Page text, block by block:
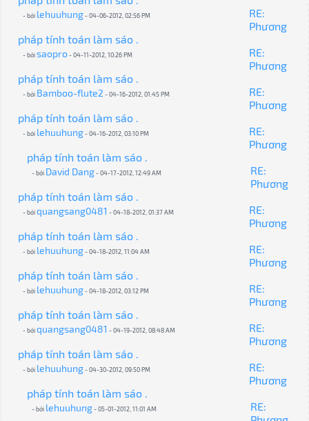
- bởi lehuuhung- 04-06-2012, 02:56 PM
RE:
Phương
pháp tính toán làm sáo .
- bởisaopro- 04-11-2012, 10:26 PM
RE:
Phương
pháp tính toán làm sáo .
- bởi Bamboo-flute2 - 04-16-2012, 01:45 PM
RE:
Phương
pháp tính toán làm sáo .
- bởi lehuuhung- 04-16-2012, 03:10 PM
RE:
Phương
pháp tính toán làm sáo .
- bởi David Dang- 04-17-2012, 12:49 AM
RE:
Phương
pháp tính toán làm sáo .
- bởiquangsang0481 - 04-18-2012, 01:37 AM
RE:
Phương
pháp tính toán làm sáo .
- bởi lehuuhung- 04-18-2012, 11:04 AM
RE:
Phương
pháp tính toán làm sáo .
- bởi lehuuhung- 04-18-2012, 03:12 PM
RE:
Phương
pháp tính toán làm sáo .
- bởiquangsang0481 - 04-19-2012, 08:48 AM
RE:
Phương
pháp tính toán làm sáo .
- bởi lehuuhung- 04-30-2012, 09:50 PM
RE:
Phương
pháp tính toán làm sáo .
- bởi lehuuhung- 05-01-2012, 11:01 AM
RE: